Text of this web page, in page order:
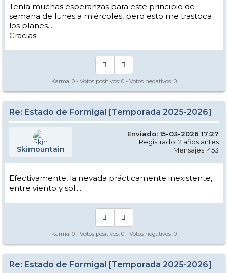
Tenía muchas esperanzas para este principio de
semana de lunes a miércoles, pero esto me trastoca
los planes....
Gracias
Karma: 0 - Votos positivos: 0 - Votos negativos: 0
Re: Estado de Formigal [Temporada 2025-2026]
Skimountain
Enviado: 15-03-2026 17:27
Registrado: 2 años antes
Mensajes: 453
Efectivamente, la nevada prácticamente inexistente,
entre viento y sol.....
Karma: 0 - Votos positivos: 0 - Votos negativos: 0
Re: Estado de Formigal [Temporada 2025-2026]